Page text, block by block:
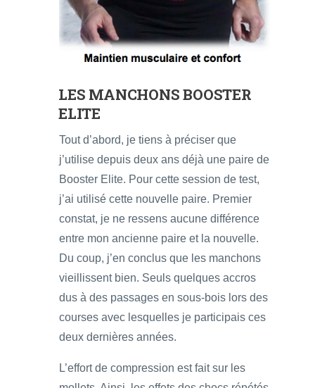
LES MANCHONS BOOSTER
ELITE
Tout d’abord, je tiens à préciser que
j’utilise depuis deux ans déjà une paire de
Booster Elite. Pour cette session de test,
j’ai utilisé cette nouvelle paire. Premier
constat, je ne ressens aucune différence
entre mon ancienne paire et la nouvelle.
Du coup, j’en conclus que les manchons
vieillissent bien. Seuls quelques accros
dus à des passages en sous-bois lors des
courses avec lesquelles je participais ces
deux dernières années.
L’effort de compression est fait sur les